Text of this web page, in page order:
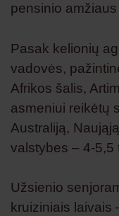
pensinio
Pasak kelionių
vadovės,
Afrikos šalis,
asmeniui reikėtų
Australiją,
valstybes – 4-5,5
Užsienio
kruiziniais laivais